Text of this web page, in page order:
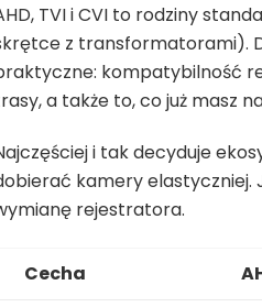
TVI i CVI to rodziny
z transformatorami).
kompatybilność
a także to, co już masz
i tak decyduje
kamery
rejestratora.
Cecha